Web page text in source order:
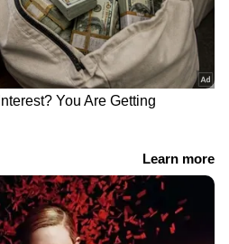
Pravasi
ബന്ധപ്പെടൂ.